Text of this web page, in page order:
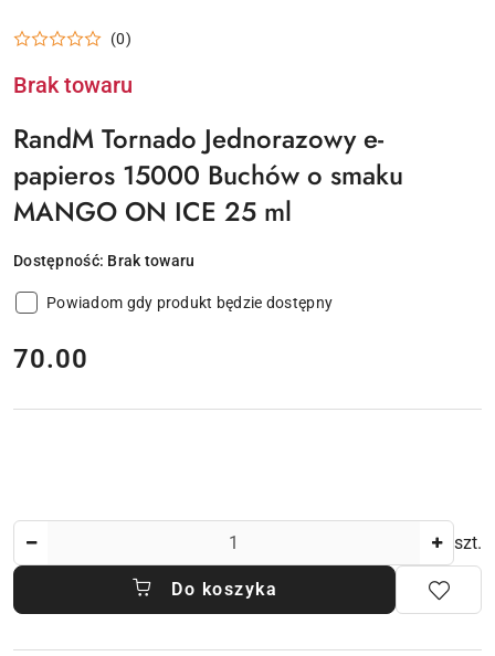
(0)
Brak towaru
RandM Tornado Jednorazowy e-
papieros 15000 Buchów o smaku
MANGO ON ICE 25 ml
Dostępność: Brak towaru
Powiadom gdy produkt będzie dostępny
cena:
70.00
szt.
Do koszyka